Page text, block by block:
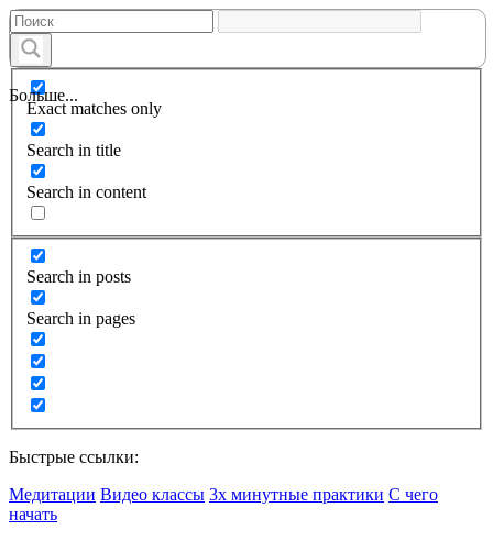
Больше...
Exact matches only
Search in title
Search in content
Search in posts
Search in pages
Быстрые ссылки:
Медитации Видео классы 3х минутные практики С чего
начать